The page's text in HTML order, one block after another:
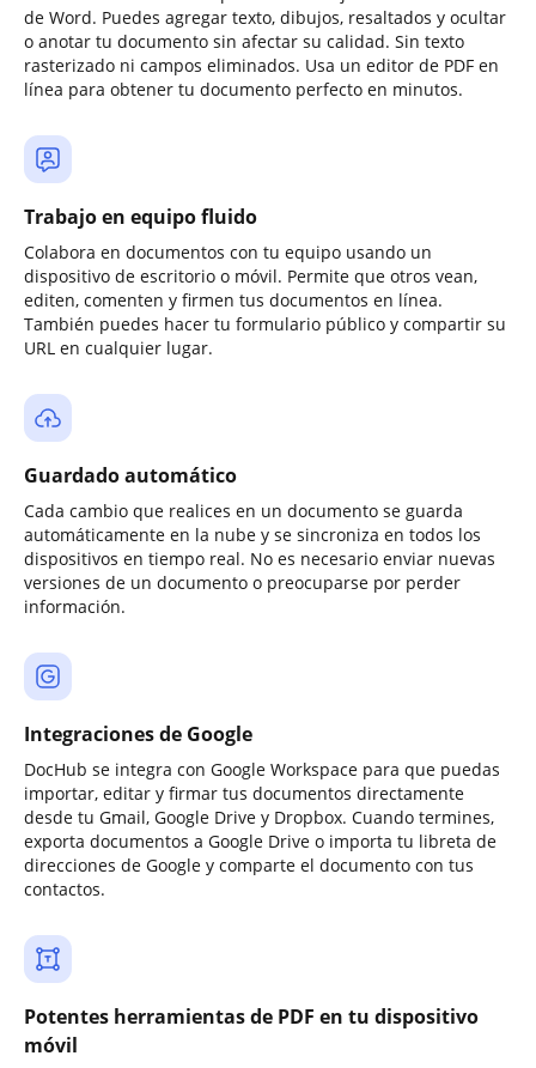
de Word. Puedes agregar texto, dibujos, resaltados y ocultar
o anotar tu documento sin afectar su calidad. Sin texto
rasterizado ni campos eliminados. Usa un editor de PDF en
línea para obtener tu documento perfecto en minutos.
Trabajo en equipo fluido
Colabora en documentos con tu equipo usando un
dispositivo de escritorio o móvil. Permite que otros vean,
editen, comenten y firmen tus documentos en línea.
También puedes hacer tu formulario público y compartir su
URL en cualquier lugar.
Guardado automático
Cada cambio que realices en un documento se guarda
automáticamente en la nube y se sincroniza en todos los
dispositivos en tiempo real. No es necesario enviar nuevas
versiones de un documento o preocuparse por perder
información.
Integraciones de Google
DocHub se integra con Google Workspace para que puedas
importar, editar y firmar tus documentos directamente
desde tu Gmail, Google Drive y Dropbox. Cuando termines,
exporta documentos a Google Drive o importa tu libreta de
direcciones de Google y comparte el documento con tus
contactos.
Potentes herramientas de PDF en tu dispositivo
móvil